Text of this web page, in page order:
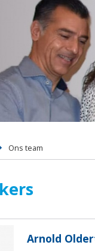
Ons team
Arnold